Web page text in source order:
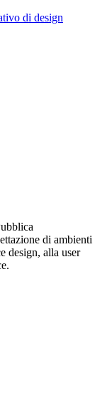
di design
di ambienti
design, alla user